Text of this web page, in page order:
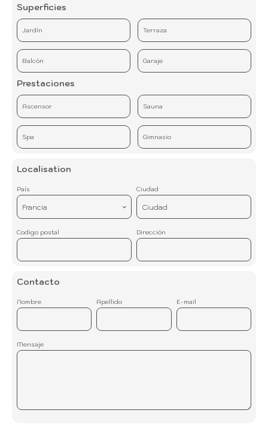
Superficies
Jardín Terraza
Balcón Garaje
Prestaciones
Ascensor Sauna
Spa Gimnasio
Localisation
País
Francia
Ciudad
Ciudad
Codigo postal Dirección
Contacto
Nombre Apellido E-mail
Mensaje